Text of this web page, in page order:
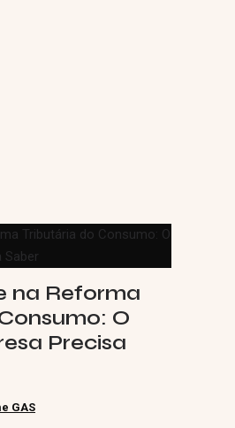
na Reforma
O
Precisa
GAS